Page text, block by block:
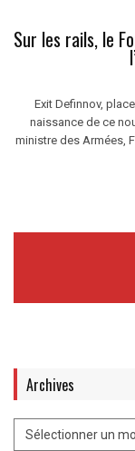
Sur les rails, le
Exit Definnov,
naissance de ce
ministre des Armées,
Archives